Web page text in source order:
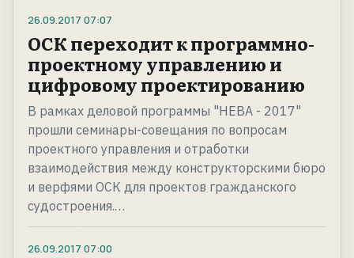
26.09.2017 07:07
ОСК переходит к программно-
проектному управлению и
цифровому проектированию
В рамках деловой программы "НЕВА - 2017"
прошли семинары-совещания по вопросам
проектного управления и отработки
взаимодействия между конструкторскими бюро
и верфями ОСК для проектов гражданского
судостроения.…
26.09.2017 07:00